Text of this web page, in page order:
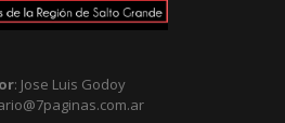
: Jose Luis Godoy